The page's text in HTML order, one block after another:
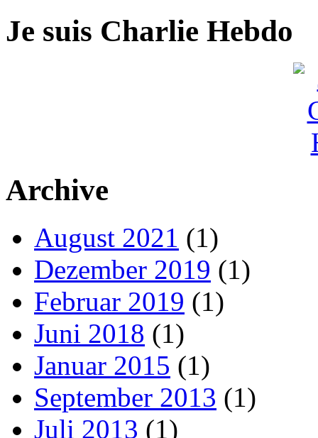
Je suis Charlie Hebdo
Archive
August 2021 (1)
Dezember 2019 (1)
Februar 2019 (1)
Juni 2018 (1)
Januar 2015 (1)
September 2013 (1)
Juli 2013 (1)